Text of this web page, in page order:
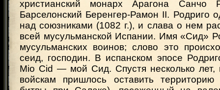
христианский монарх Арагона
Барселонский Беренгер-Рамон II. Родриго
над союзниками (1082 г.), и слава о нем
всей мусульманской Испании. Имя «Сид»
мусульманских воинов; слово это
сеид, господин. В испанском эпосе
Mio Cid — мой Сид. Спустя несколько лет,
войскам пришлось оставить